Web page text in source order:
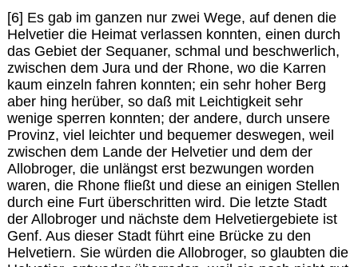
[6] Es gab im ganzen nur zwei Wege, auf denen die
Helvetier die Heimat verlassen konnten, einen durch
das Gebiet der Sequaner, schmal und beschwerlich,
zwischen dem Jura und der Rhone, wo die Karren
kaum einzeln fahren konnten; ein sehr hoher Berg
aber hing herüber, so daß mit Leichtigkeit sehr
wenige sperren konnten; der andere, durch unsere
Provinz, viel leichter und bequemer deswegen, weil
zwischen dem Lande der Helvetier und dem der
Allobroger, die unlängst erst bezwungen worden
waren, die Rhone fließt und diese an einigen Stellen
durch eine Furt überschritten wird. Die letzte Stadt
der Allobroger und nächste dem Helvetiergebiete ist
Genf. Aus dieser Stadt führt eine Brücke zu den
Helvetiern. Sie würden die Allobroger, so glaubten die